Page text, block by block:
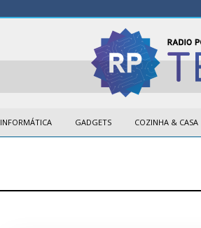
INFORMÁTICA GADGETS COZINHA & CASA